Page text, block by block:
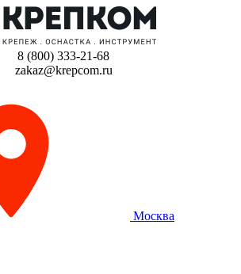
8 (800) 333-21-68
zakaz@krepcom.ru
Москва